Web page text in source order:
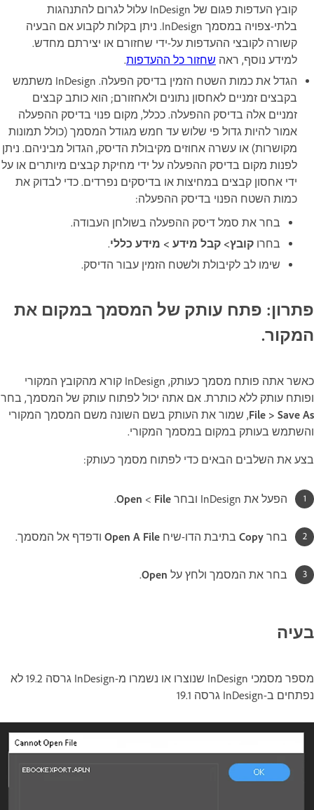
קובץ העדפות פגום של InDesign עלול לגרום להתנהגות
בלתי-צפויה במסמך InDesign. ניתן בקלות לקבוע אם הבעיה
קשורה לקובצי ההעדפות על-ידי שחזורם או יצירתם מחדש.
למידע נוסף, ראה שחזור כל ההעדפות.
הגדל את כמות השטח הזמין בדיסק הפעלה. InDesign משתמש
בקבצים זמניים לאחסון נתונים ולאחזורם; הוא כותב קבצים
זמניים אלה בדיסק ההפעלה. ככלל, מקום פנוי בדיסק ההפעלה
אמור להיות גדול פי שלוש עד חמש מגודל המסמך (כולל תמונות
מקושרות) או עשרה אחוזים מקיבולת הדיסק, הגדול מביניהם. ניתן
לפנות מקום בדיסק ההפעלה על ידי מחיקת קבצים מיותרים או על
ידי אחסון קבצים במחיצות או בדיסקים נפרדים. כדי לבדוק את
כמות השטח הפנוי בדיסק ההפעלה:
בחר את סמל דיסק ההפעלה בשולחן העבודה.
בחרו קובץ> קבל מידע > מידע כללי.
שימו לב לקיבולת ולשטח הזמין עבור הדיסק.
פתרון: פתח עותק של המסמך במקום את
המקור.
כאשר אתה פותח מסמך כעותק, InDesign קורא מהקובץ המקורי
ופותח עותק ללא כותרת. אם אתה יכול לפתוח עותק של המסמך, בחר
File > Save As, שמור את העותק בשם השונה משם המסמך המקורי
והשתמש בעותק במקום במסמך המקורי.
בצע את השלבים הבאים כדי לפתוח מסמך כעותק:
הפעל את InDesign ובחר File
‏>‏
Open
‏.
בחר Copy בתיבת הדו-שיח Open A File ודפדף אל המסמך.
בחר את המסמך ולחץ על Open
.
בעיה
מספר מסמכי InDesign שנוצרו או נשמרו מ-InDesign גרסה 19.2 לא
נפתחים ב-InDesign גרסה 19.1